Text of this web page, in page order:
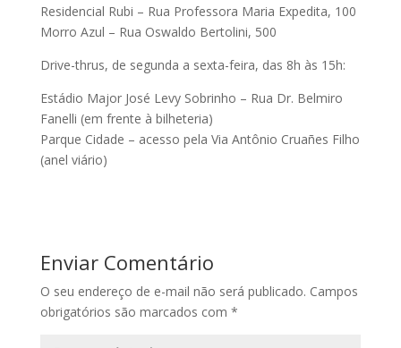
Residencial Rubi – Rua Professora Maria Expedita, 100
Morro Azul – Rua Oswaldo Bertolini, 500
Drive-thrus, de segunda a sexta-feira, das 8h às 15h:
Estádio Major José Levy Sobrinho – Rua Dr. Belmiro
Fanelli (em frente à bilheteria)
Parque Cidade – acesso pela Via Antônio Cruañes Filho
(anel viário)
Enviar Comentário
O seu endereço de e-mail não será publicado. Campos
obrigatórios são marcados com *